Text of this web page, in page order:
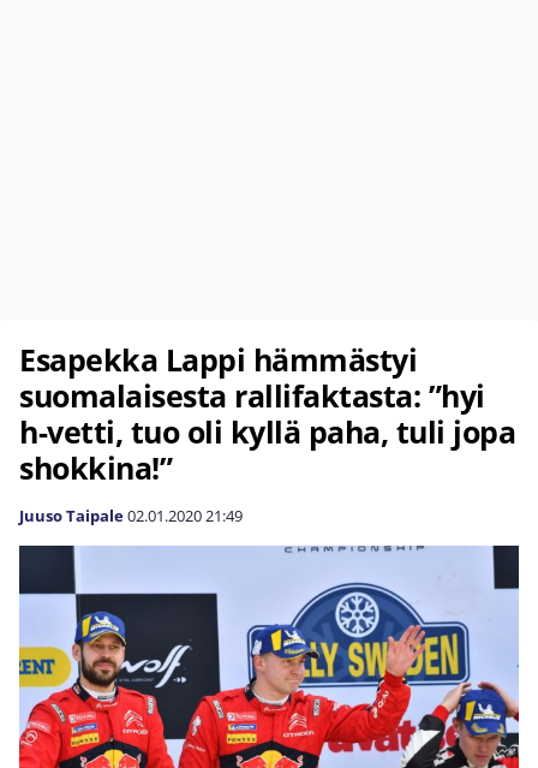
Esapekka Lappi hämmästyi
suomalaisesta rallifaktasta: ”hyi
h-vetti, tuo oli kyllä paha, tuli jopa
shokkina!”
Juuso Taipale02.01.202021:49